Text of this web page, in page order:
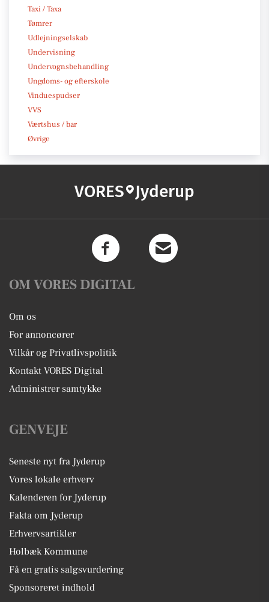
Taxi / Taxa
Tømrer
Udlejningselskab
Undervisning
Undervognsbehandling
Ungdoms- og efterskole
Vinduespudser
VVS
Værtshus / bar
Øvrige
VORES Jyderup
OM VORES DIGITAL
Om os
For annoncører
Vilkår og Privatlivspolitik
Kontakt VORES Digital
Administrer samtykke
GENVEJE
Seneste nyt fra Jyderup
Vores lokale erhverv
Kalenderen for Jyderup
Fakta om Jyderup
Erhvervsartikler
Holbæk Kommune
Få en gratis salgsvurdering
Sponsoreret indhold